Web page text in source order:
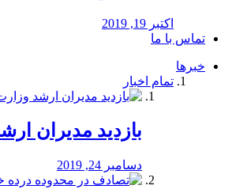
اکتبر 19, 2019
تماس با ما
خبرها
تمام اخبار
بازدید مدیران
دسامبر 24, 2019